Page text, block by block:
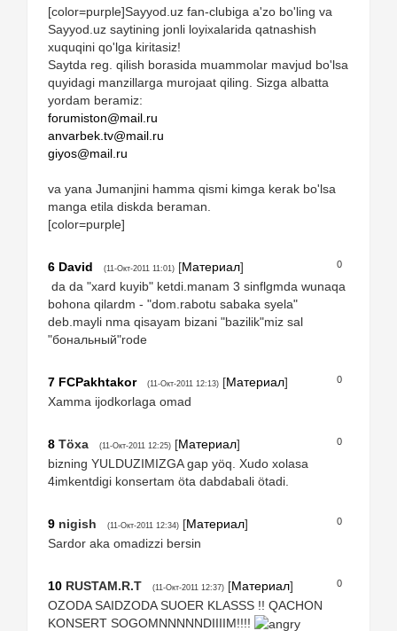
[color=purple]Sayyod.uz fan-clubiga a'zo bo'ling va
Sayyod.uz saytining jonli loyixalarida qatnashish
xuquqini qo'lga kiritasiz!
Saytda reg. qilish borasida muammolar mavjud bo'lsa
quyidagi manzillarga murojaat qiling. Sizga albatta
yordam beramiz:
forumiston@mail.ru
anvarbek.tv@mail.ru
giyos@mail.ru
va yana Jumanjini hamma qismi kimga kerak bo'lsa
manga etila diskda beraman.
[color=purple]
0
6 David (11-Окт-2011 11:01) [Материал]
da da "xard kuyib" ketdi.manam 3 sinflgmda wunaqa
bohona qilardm - "dom.rabotu sabaka syela"
deb.mayli nma qisayam bizani "bazilik"miz sal
"бональный"rode
0
7 FCPakhtakor (11-Окт-2011 12:13) [Материал]
Xamma ijodkorlaga omad
0
8 Töxa (11-Окт-2011 12:25) [Материал]
bizning YULDUZIMIZGA gap yöq. Xudo xolasa
4imkentdigi konsertam öta dabdabali ötadi.
0
9 nigish (11-Окт-2011 12:34) [Материал]
Sardor aka omadizzi bersin
0
10 RUSTAM.R.T (11-Окт-2011 12:37) [Материал]
OZODA SAIDZODA SUOER KLASSS !! QACHON
KONSERT SOGOMNNNNNDIIIIM!!!!